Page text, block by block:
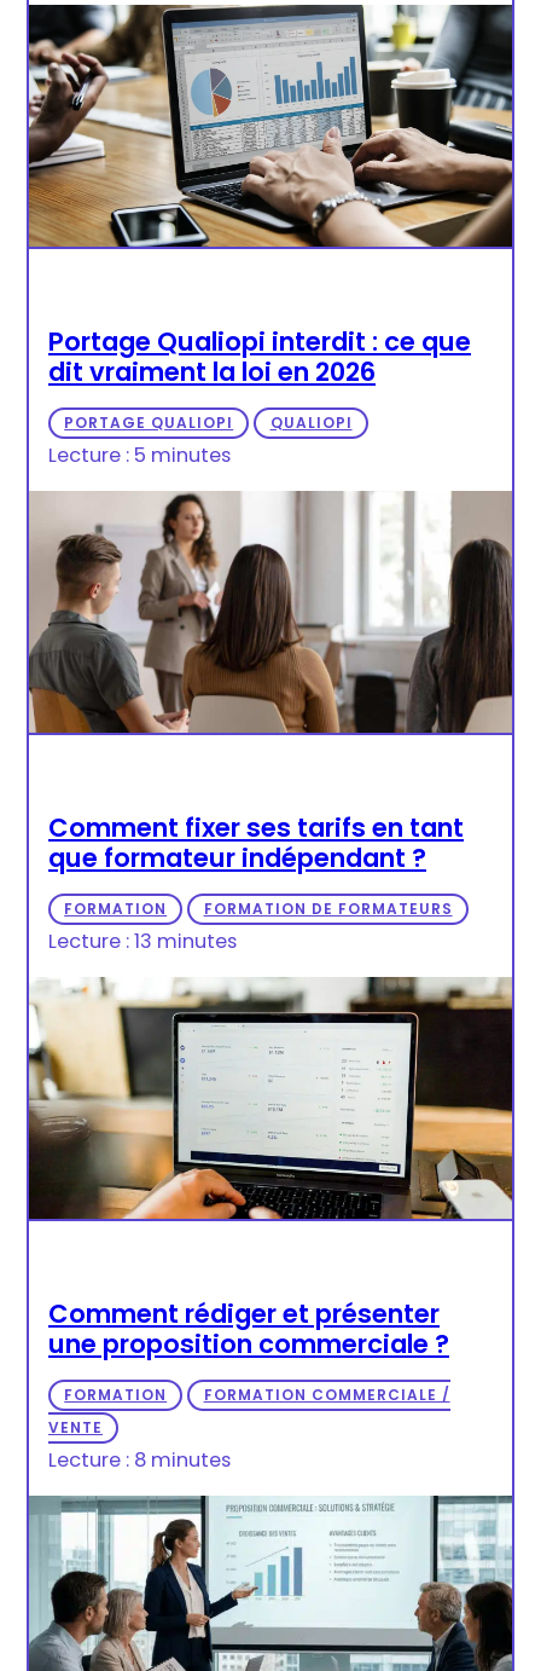
Portage Qualiopi interdit : ce que
dit vraiment la loi en 2026
PORTAGE QUALIOPI QUALIOPI
Lecture : 5 minutes
Comment fixer ses tarifs en tant
que formateur indépendant ?
FORMATION FORMATION DE FORMATEURS
Lecture : 13 minutes
Comment rédiger et présenter
une proposition commerciale ?
FORMATION
FORMATION COMMERCIALE /
VENTE
Lecture : 8 minutes